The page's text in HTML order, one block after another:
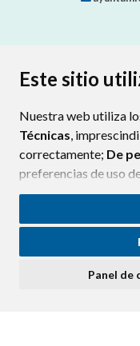
Este sitio
Nuestra web utiliza
Técnicas,
correctamente; De
preferencias de uso
funcionamiento de la
Si acepta pulsando
consideramos que
ninguna acción, se
Panel de
PROTECCIÓN